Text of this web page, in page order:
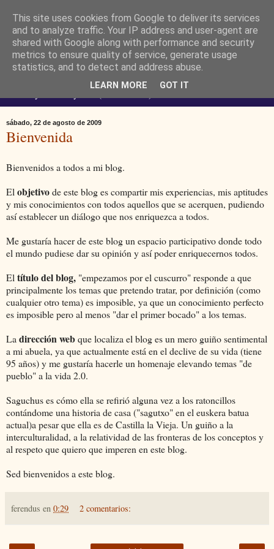
Ferendus K. Resimler -
personal
sábado, 22 de agosto de 2009
Bienvenida
Bienvenidos a todos a mi blog.
El objetivode este blog es compartir mis experiencias, mis aptitudes
y mis conocimientos con todos aquellos que se acerquen, pudiendo
así establecer un diálogo que nos enriquezca a todos.
Me gustaría hacer de este blog un espacio participativo donde todo
el mundo pudiese dar su opinión y así poder enriquecernos todos.
El título del blog, "empezamos por el cuscurro" responde a que
principalmente los temas que pretendo tratar, por definición (como
cualquier otro tema) es imposible, ya que un conocimiento perfecto
es imposible pero al menos "dar el primer bocado" a los temas.
La dirección webque localiza el blog es un mero guiño sentimental
a mi abuela, ya que actualmente está en el declive de su vida (tiene
95 años) y me gustaría hacerle un homenaje elevando temas "de
pueblo" a la vida 2.0.
Saguchus es cómo ella se refirió alguna vez a los ratoncillos
contándome una historia de casa ("sagutxo" en el euskera batua
actual)a pesar que ella es de Castilla la Vieja. Un guiño a la
interculturalidad, a la relatividad de las fronteras de los conceptos y
al respeto que quiero que imperen en este blog.
Sed bienvenidos a este blog.
ferendus en 0:29 2 comentarios:
This site uses cookies from Google to deliver its services
and to analyze traffic. Your IP address and user-agent are
shared with Google along with performance and security
metrics to ensure quality of service, generate usage
statistics, and to detect and address abuse.
LEARN MORE GOT IT